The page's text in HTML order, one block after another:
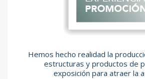
Hemos hecho realidad la
estructuras y productos de
exposición para atraer la